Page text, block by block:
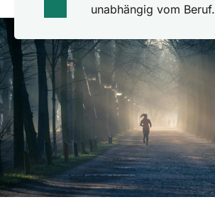
unabhängig vom Beruf.